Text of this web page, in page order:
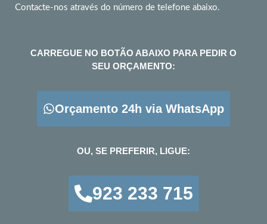
Contacte-nos através do número de telefone abaixo.
CARREGUE NO BOTÃO ABAIXO PARA PEDIR O
SEU ORÇAMENTO:
Orçamento 24h via WhatsApp
OU, SE PREFERIR, LIGUE:
923 233 715